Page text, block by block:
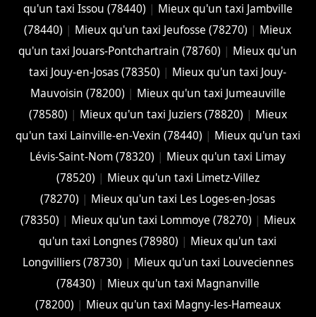
qu'un taxi Issou (78440) | Mieux qu'un taxi Jambville
(78440) | Mieux qu'un taxi Jeufosse (78270) | Mieux
qu'un taxi Jouars-Pontchartrain (78760) | Mieux qu'un
taxi Jouy-en-Josas (78350) | Mieux qu'un taxi Jouy-
Mauvoisin (78200) | Mieux qu'un taxi Jumeauville
(78580) | Mieux qu'un taxi Juziers (78820) | Mieux
qu'un taxi Lainville-en-Vexin (78440) | Mieux qu'un taxi
Lévis-Saint-Nom (78320) | Mieux qu'un taxi Limay
(78520) | Mieux qu'un taxi Limetz-Villez
(78270) | Mieux qu'un taxi Les Loges-en-Josas
(78350) | Mieux qu'un taxi Lommoye (78270) | Mieux
qu'un taxi Longnes (78980) | Mieux qu'un taxi
Longvilliers (78730) | Mieux qu'un taxi Louveciennes
(78430) | Mieux qu'un taxi Magnanville
(78200) | Mieux qu'un taxi Magny-les-Hameaux